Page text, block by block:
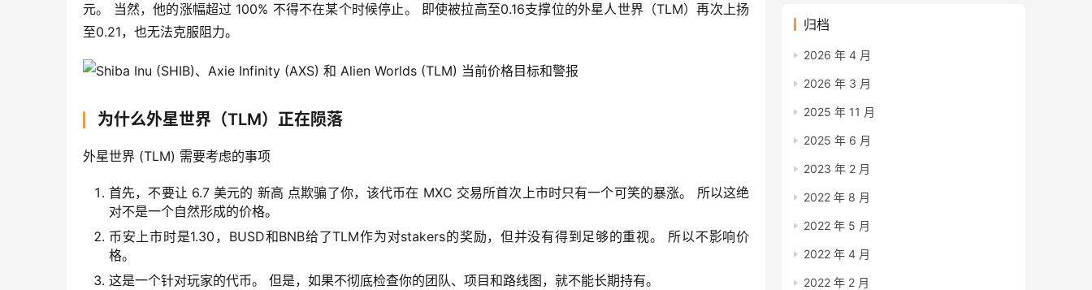
元。 当然，他的涨幅超过 100% 不得不在某个时候停止。 即使被拉高至0.16支撑位的外星人世界（TLM）再次上扬
至0.21，也无法克服阻力。
为什么外星世界（TLM）正在陨落
外星世界 (TLM) 需要考虑的事项
首先，不要让 6.7 美元的 新高 点欺骗了你，该代币在 MXC 交易所首次上市时只有一个可笑的暴涨。 所以这绝
对不是一个自然形成的价格。
币安上市时是1.30，BUSD和BNB给了TLM作为对stakers的奖励，但并没有得到足够的重视。 所以不影响价
格。
这是一个针对玩家的代币。 但是，如果不彻底检查你的团队、项目和路线图，就不能长期持有。
归档
2026 年 4 月
2026 年 3 月
2025 年 11 月
2025 年 6 月
2023 年 2 月
2022 年 8 月
2022 年 5 月
2022 年 4 月
2022 年 2 月